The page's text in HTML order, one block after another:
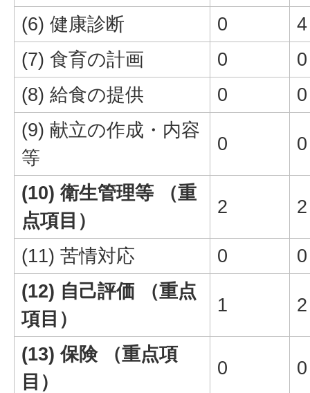
(6) 健康診断
0
4
(7) 食育の計画
0
0
(8) 給食の提供
0
0
(9) 献立の作成・内容
等
0 0
(10) 衛生管理等 （重
点項目）
2 2
(11) 苦情対応 0
0
(12) 自己評価 （重点
項目）
1 2
(13) 保険 （重点項
目）
0 0